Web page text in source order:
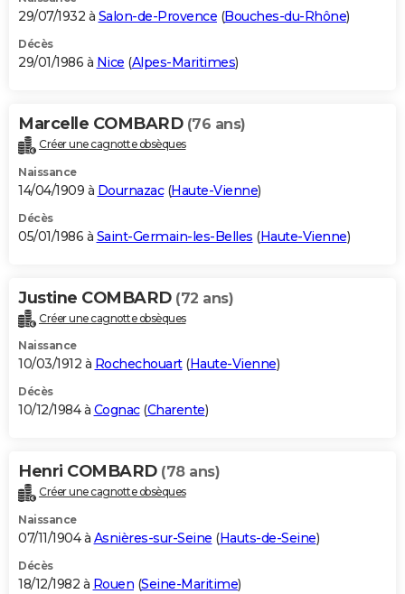
29/07/1932 à Salon-de-Provence (Bouches-du-Rhône)
Décès
29/01/1986 à Nice (Alpes-Maritimes)
Marcelle COMBARD (76 ans)
Créer une cagnotte obsèques
Naissance
14/04/1909 à Dournazac(Haute-Vienne)
Décès
05/01/1986 à Saint-Germain-les-Belles (Haute-Vienne)
Justine COMBARD (72 ans)
Créer une cagnotte obsèques
Naissance
10/03/1912 à Rochechouart(Haute-Vienne)
Décès
10/12/1984 à Cognac(Charente)
Henri COMBARD (78 ans)
Créer une cagnotte obsèques
Naissance
07/11/1904 à Asnières-sur-Seine (Hauts-de-Seine)
Décès
18/12/1982 à Rouen (Seine-Maritime)